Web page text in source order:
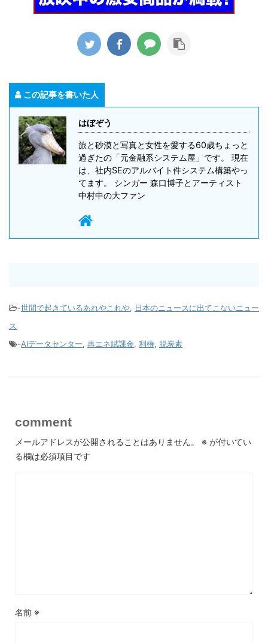
この記事を書いた人
はぼぞう
旅と砂漠と写真と女性を愛する60歳ちょっと
過ぎたの「元金融系システム屋」です。 現在
は、社内SEのアルバイト件システム構築やっ
てます。 シンガー 森口博子とアーティスト
中村中の大ファン
-世間で起きているあれやこれや, 日本のニュースに出てこないニュー
ス
-AIデータセンター, 再エネ賦課金, 利権, 脱炭素
comment
メールアドレスが公開されることはありません。 ※ が付いてい
る欄は必須項目です
名前 ※